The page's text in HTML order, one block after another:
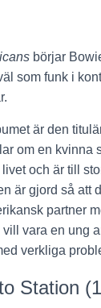
börjar
som funk i
är den
om en kvinna
och är till
är gjord så att
partner
vill vara en ung
verkliga
Station